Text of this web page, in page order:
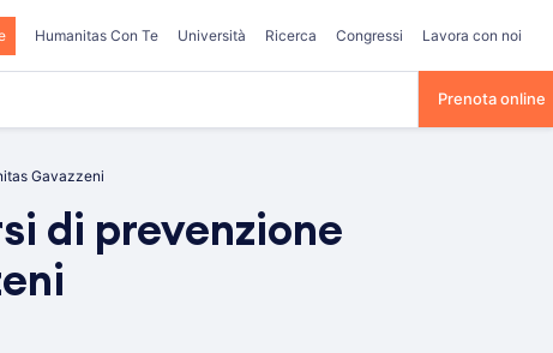
Humanitas Con Te Università Ricerca Congressi Lavora con noi
Prenota online
Gavazzeni
di prevenzione